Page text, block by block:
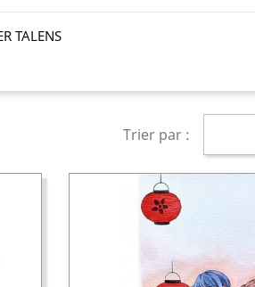
TALENS
Trier par :